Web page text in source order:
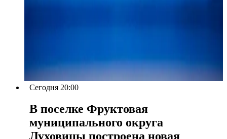
Сегодня 20:00
В поселке Фруктовая
муниципального округа
Луховицы построена новая